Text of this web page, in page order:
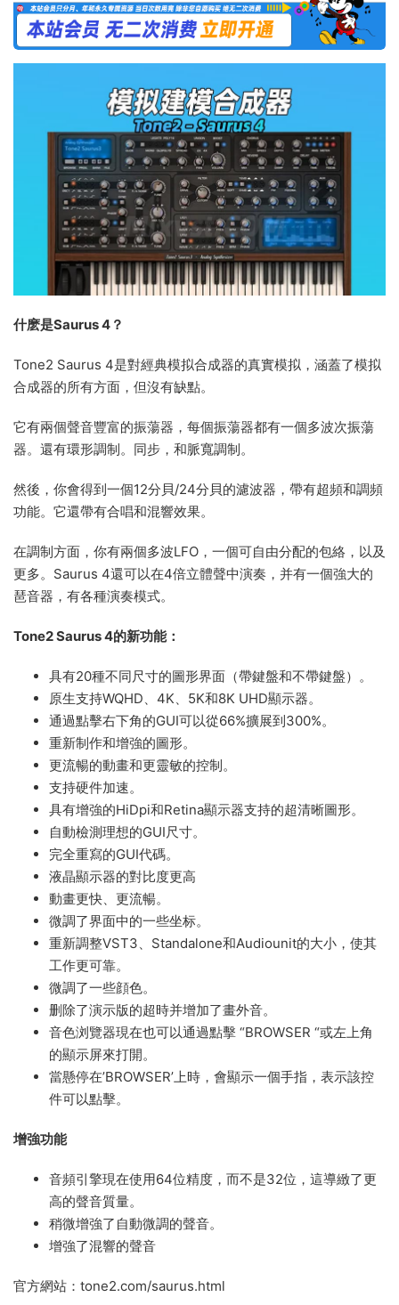
什麽是Saurus 4？
Tone2 Saurus 4是對經典模拟合成器的真實模拟，涵蓋了模拟
合成器的所有方面，但沒有缺點。
它有兩個聲音豐富的振蕩器，每個振蕩器都有一個多波次振蕩
器。還有環形調制。同步，和脈寬調制。
然後，你會得到一個12分貝/24分貝的濾波器，帶有超頻和調頻
功能。它還帶有合唱和混響效果。
在調制方面，你有兩個多波LFO，一個可自由分配的包絡，以及
更多。Saurus 4還可以在4倍立體聲中演奏，并有一個強大的
琶音器，有各種演奏模式。
Tone2 Saurus 4的新功能：
具有20種不同尺寸的圖形界面（帶鍵盤和不帶鍵盤）。
原生支持WQHD、4K、5K和8K UHD顯示器。
通過點擊右下角的GUI可以從66%擴展到300%。
重新制作和增強的圖形。
更流暢的動畫和更靈敏的控制。
支持硬件加速。
具有增強的HiDpi和Retina顯示器支持的超清晰圖形。
自動檢測理想的GUI尺寸。
完全重寫的GUI代碼。
液晶顯示器的對比度更高
動畫更快、更流暢。
微調了界面中的一些坐标。
重新調整VST3、Standalone和Audiounit的大小，使其
工作更可靠。
微調了一些顔色。
删除了演示版的超時并增加了畫外音。
音色浏覽器現在也可以通過點擊 “BROWSER “或左上角
的顯示屏來打開。
當懸停在’BROWSER’上時，會顯示一個手指，表示該控
件可以點擊。
增強功能
音頻引擎現在使用64位精度，而不是32位，這導緻了更
高的聲音質量。
稍微增強了自動微調的聲音。
增強了混響的聲音
官方網站：tone2.com/saurus.html